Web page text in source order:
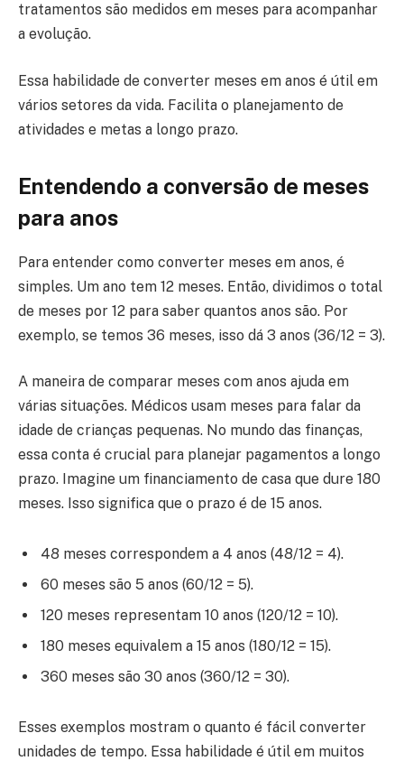
tratamentos são medidos em meses para acompanhar
a evolução.
Essa habilidade de converter meses em anos é útil em
vários setores da vida. Facilita o planejamento de
atividades e metas a longo prazo.
Entendendo a conversão de meses
para anos
Para entender como converter meses em anos, é
simples. Um ano tem 12 meses. Então, dividimos o total
de meses por 12 para saber quantos anos são. Por
exemplo, se temos 36 meses, isso dá 3 anos (36/12 = 3).
A maneira de comparar meses com anos ajuda em
várias situações. Médicos usam meses para falar da
idade de crianças pequenas. No mundo das finanças,
essa conta é crucial para planejar pagamentos a longo
prazo. Imagine um financiamento de casa que dure 180
meses. Isso significa que o prazo é de 15 anos.
48 meses correspondem a 4 anos (48/12 = 4).
60 meses são 5 anos (60/12 = 5).
120 meses representam 10 anos (120/12 = 10).
180 meses equivalem a 15 anos (180/12 = 15).
360 meses são 30 anos (360/12 = 30).
Esses exemplos mostram o quanto é fácil converter
unidades de tempo. Essa habilidade é útil em muitos